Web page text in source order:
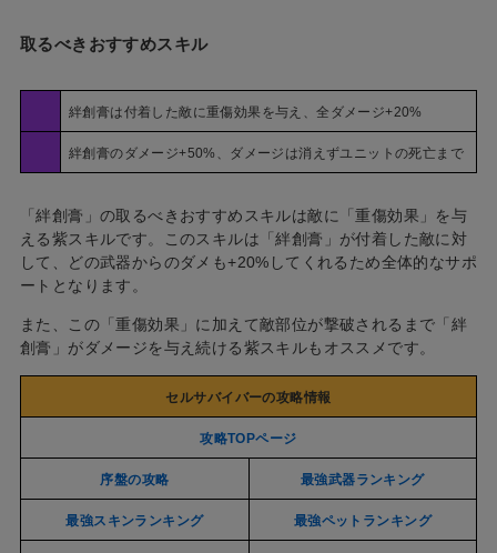
取るべきおすすめスキル
絆創膏は付着した敵に重傷効果を与え、全ダメージ+20%
絆創膏のダメージ+50%、ダメージは消えずユニットの死亡まで
「絆創膏」の取るべきおすすめスキルは敵に「重傷効果」を与
える紫スキルです。このスキルは「絆創膏」が付着した敵に対
して、どの武器からのダメも+20%してくれるため全体的なサポ
ートとなります。
また、この「重傷効果」に加えて敵部位が撃破されるまで「絆
創膏」がダメージを与え続ける紫スキルもオススメです。
セルサバイバーの攻略情報
攻略TOPページ
序盤の攻略 最強武器ランキング
最強スキンランキング 最強ペットランキング